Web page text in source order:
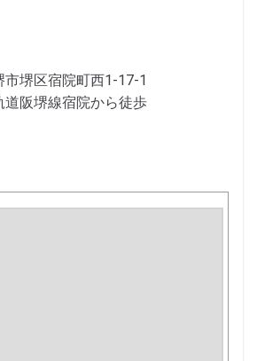
市堺区宿院町西1-17-1
道阪堺線宿院から徒歩